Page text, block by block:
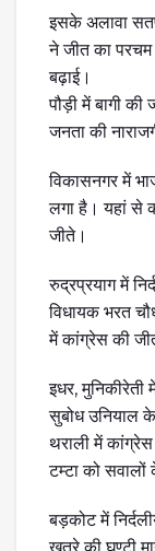
इसके अलावा
ने जीत का परचम
बढ़ाई।
पौड़ी में बागी
जनता की
विकासनगर में
लगा है। यहां से
जीते।
रुद्रप्रयाग में
विधायक भरत
में कांग्रेस की
इधर, मुनिकीरेती
सुबोध उनियाल
थराली में कांग्रेस
टम्टा को
बड़कोट में